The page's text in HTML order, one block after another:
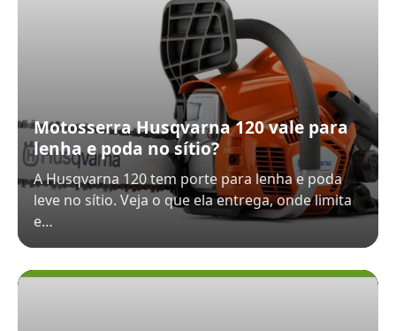
Motosserra Husqvarna 120 vale para
lenha e poda no sítio?
A Husqvarna 120 tem porte para lenha e poda
leve no sítio. Veja o que ela entrega, onde limita
e…